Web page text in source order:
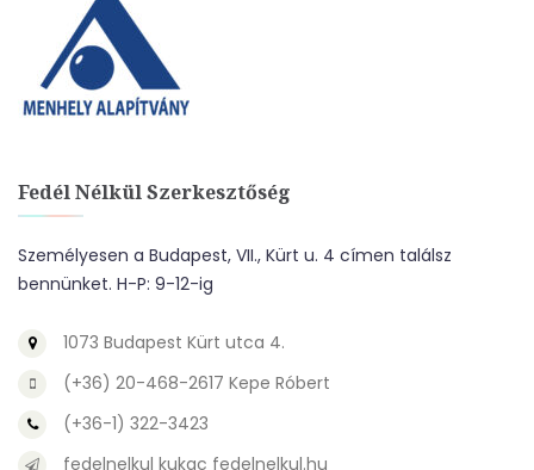
Fedél Nélkül Szerkesztőség
Személyesen a Budapest, VII., Kürt u. 4 címen találsz
bennünket. H-P: 9-12-ig
1073 Budapest Kürt utca 4.
(+36) 20-468-2617 Kepe Róbert
(+36-1) 322-3423
fedelnelkul kukac fedelnelkul.hu